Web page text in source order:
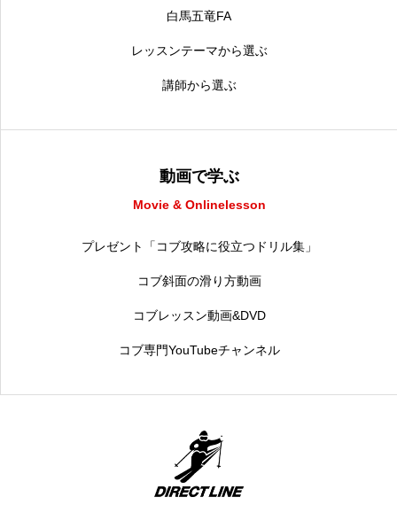
白馬五竜FA
レッスンテーマから選ぶ
講師から選ぶ
動画で学ぶ
Movie & Onlinelesson
プレゼント「コブ攻略に役立つドリル集」
コブ斜面の滑り方動画
コブレッスン動画&DVD
コブ専門YouTubeチャンネル